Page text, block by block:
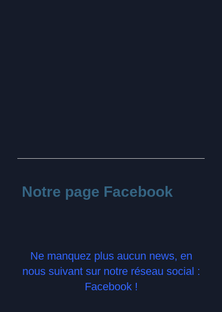
Notre page Facebook
Ne manquez plus aucun news, en
nous suivant sur notre réseau social :
Facebook !